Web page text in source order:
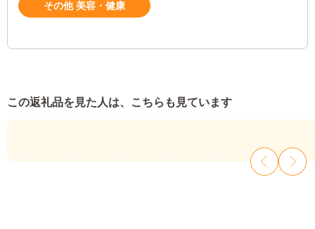
その他 美容・健康
この返礼品を見た人は、こちらも見ています